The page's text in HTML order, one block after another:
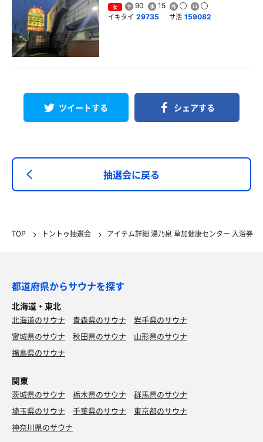
女 90 15
イキタイ 29735 サ活 159082
ツイートする シェアする
抽選会に戻る
TOP トントゥ抽選会 アイテム詳細 湯乃泉 草加健康センター 入浴券
都道府県からサウナを探す
北海道・東北
北海道のサウナ 青森県のサウナ
岩手県のサウナ
宮城県のサウナ
秋田県のサウナ
山形県のサウナ
福島県のサウナ
関東
茨城県のサウナ 栃木県のサウナ
群馬県のサウナ
埼玉県のサウナ
千葉県のサウナ
東京都のサウナ
神奈川県のサウナ